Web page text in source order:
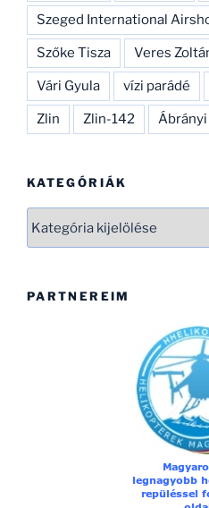
Szeged International
Szőke Tisza Veres
Vári Gyula vízi parádé
Zlin Zlin-142 Ábrányi
KATEGÓRIÁK
PARTNEREIM